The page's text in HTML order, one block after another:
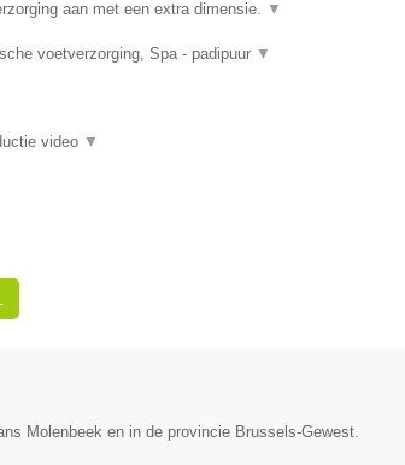
aan met een extra dimensie. ▼
voetverzorging, Spa - padipuur ▼
video ▼
Molenbeek en in de provincie Brussels-Gewest.